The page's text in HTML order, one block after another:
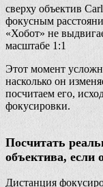
сверху объектив
фокусным
«Хобот» не
масштабе 1:1
Этот момент
насколько он
посчитаем его,
фокусировки.
Посчитать
объектива, если
Дистанция